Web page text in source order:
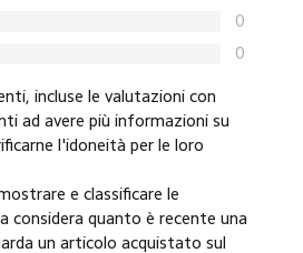
0
0
incluse le valutazioni con
ad avere più informazioni su
l'idoneità per le loro
e classificare le
considera quanto è recente una
un articolo acquistato sul